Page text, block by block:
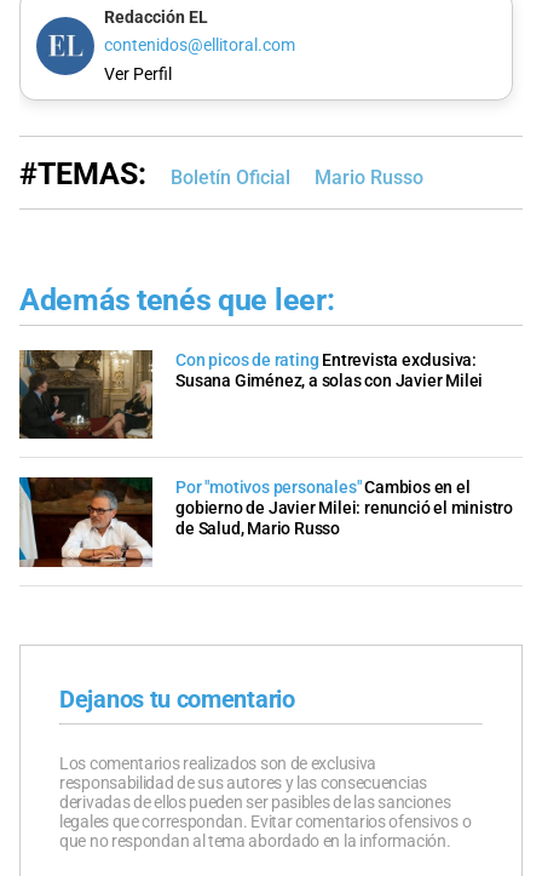
Redacción EL
contenidos@ellitoral.com
Ver Perfil
#TEMAS: Boletín Oficial Mario Russo
Además tenés que leer:
Con picos de rating Entrevista exclusiva:
Susana Giménez, a solas con Javier Milei
Por "motivos personales"Cambios en el
gobierno de Javier Milei: renunció el ministro
de Salud, Mario Russo
Dejanos tu comentario
Los comentarios realizados son de exclusiva
responsabilidad de sus autores y las consecuencias
derivadas de ellos pueden ser pasibles de las sanciones
legales que correspondan. Evitar comentarios ofensivos o
que no respondan al tema abordado en la información.